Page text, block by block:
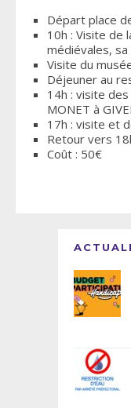
Départ place
10h : Visite de
médiévales, sa
Visite du
Déjeuner au
14h : visite
MONET à
17h : visite et
Retour vers
Coût : 50€